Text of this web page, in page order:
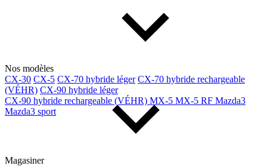
Nos modèles
CX-30 CX-5 CX-70 hybride léger CX-70 hybride rechargeable
(VÉHR) CX-90 hybride léger
CX-90 hybride rechargeable (VÉHR) MX-5 MX-5 RF Mazda3
Mazda3 sport
Magasiner